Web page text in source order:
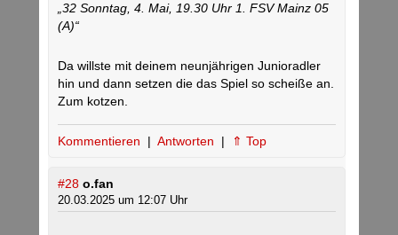
„32 Sonntag, 4. Mai, 19.30 Uhr 1. FSV Mainz 05
(A)“
Da willste mit deinem neunjährigen Junioradler
hin und dann setzen die das Spiel so scheiße an.
Zum kotzen.
Kommentieren | Antworten | ⇑ Top
#28 o.fan
20.03.2025 um 12:07 Uhr